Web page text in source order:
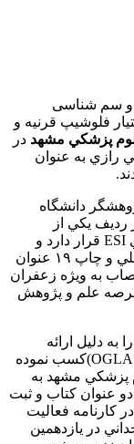
و سم شناسی
فلوشيپ قرنيه و
پزشکي مشهد در
رازي به عنوان
دانشگاه
يکي از
ESI قرار دارد و
انتشار ۲۷۴ مقاله در پايگاه هاي ملي و بين المللي و چاپ ۱۹ عنوان
به ويژه زعفران
عرصه علم و پژوهش
به دليل ارائه
)کسب نموده
پزشکي مشهد به
عنوان کتاب و ثبت
در کارنامه فعاليت
در يازدهمين